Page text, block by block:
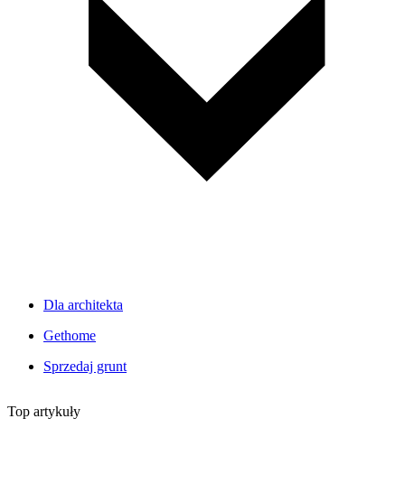
Dla architekta
Gethome
Sprzedaj grunt
Top artykuły